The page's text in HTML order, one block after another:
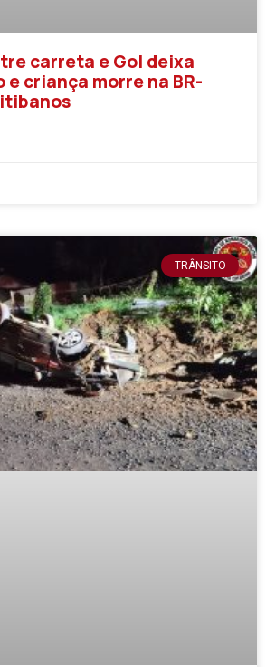
carreta e Gol deixa
e criança morre na BR-
TRÂNSITO